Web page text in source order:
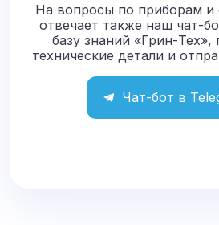
На вопросы по приборам и
отвечает также наш чат-
базу знаний «Грин-Тех»,
технические детали и
Чат-бот в